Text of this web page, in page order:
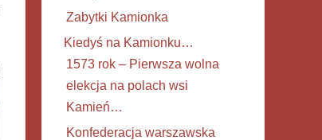
Zabytki Kamionka
Kiedyś na Kamionku…
1573 rok – Pierwsza wolna
elekcja na polach wsi
Kamień…
Konfederacja warszawska